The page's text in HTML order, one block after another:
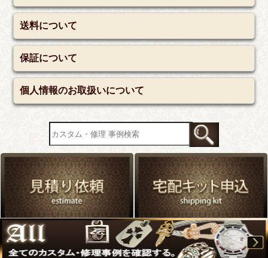
送料について
保証について
個人情報のお取扱いについて